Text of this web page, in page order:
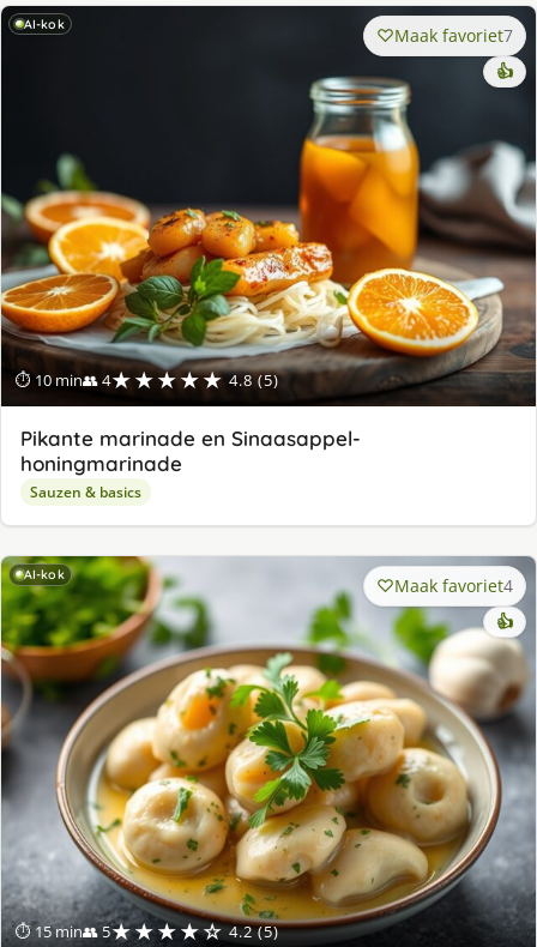
AI-kok
⏱ 10 min👥 4★★★★★ 4.8 (5)
Maak favoriet7
👍
Pikante marinade en Sinaasappel-
honingmarinade
Sauzen & basics
AI-kok
⏱ 15 min👥 5★★★★☆ 4.2 (5)
Maak favoriet4
👍